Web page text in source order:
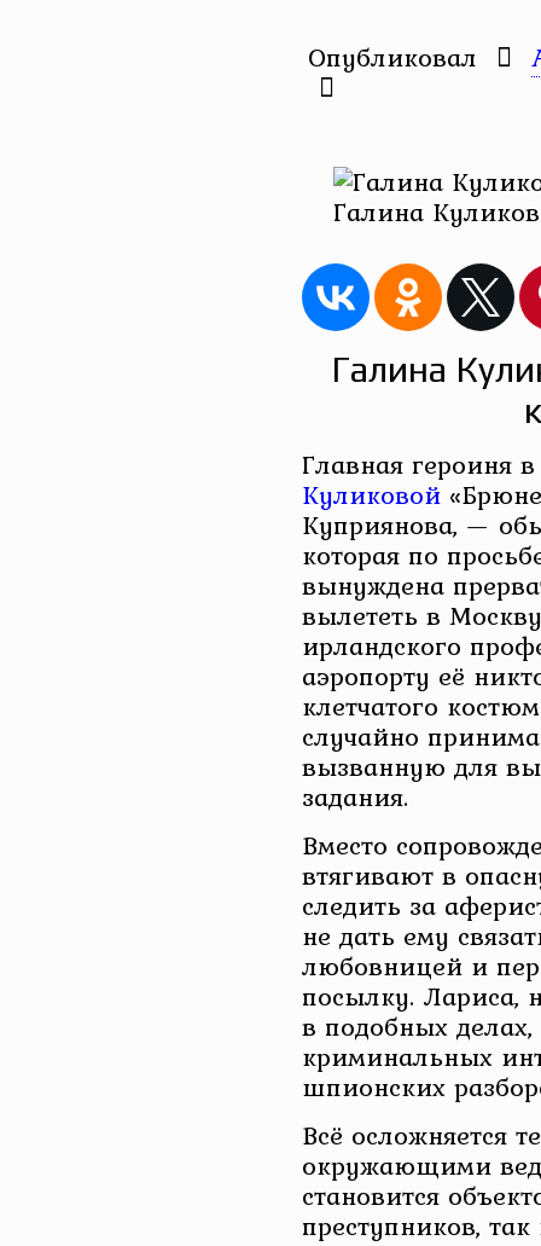
Опубликовал
Галина
Галина
Главная героиня
Куликовой
Куприянова, —
которая по
вынуждена
вылететь в
ирландского
аэропорту её
клетчатого
случайно
вызванную для
задания.
Вместо
втягивают в
следить за
не дать ему
любовницей и
посылку. Лариса,
в подобных делах,
криминальных
шпионских
Всё осложняется
окружающими
становится
преступников,